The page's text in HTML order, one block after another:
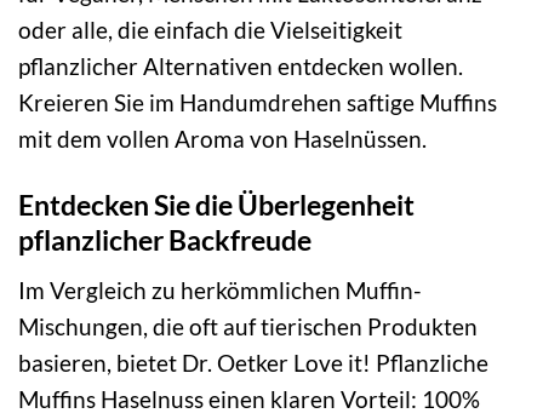
oder alle, die einfach die Vielseitigkeit
pflanzlicher Alternativen entdecken wollen.
Kreieren Sie im Handumdrehen saftige Muffins
mit dem vollen Aroma von Haselnüssen.
Entdecken Sie die Überlegenheit
pflanzlicher Backfreude
Im Vergleich zu herkömmlichen Muffin-
Mischungen, die oft auf tierischen Produkten
basieren, bietet Dr. Oetker Love it! Pflanzliche
Muffins Haselnuss einen klaren Vorteil: 100%